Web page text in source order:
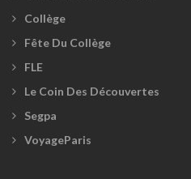
Collège
Fête Du Collège
FLE
Le Coin Des Découvertes
Segpa
VoyageParis